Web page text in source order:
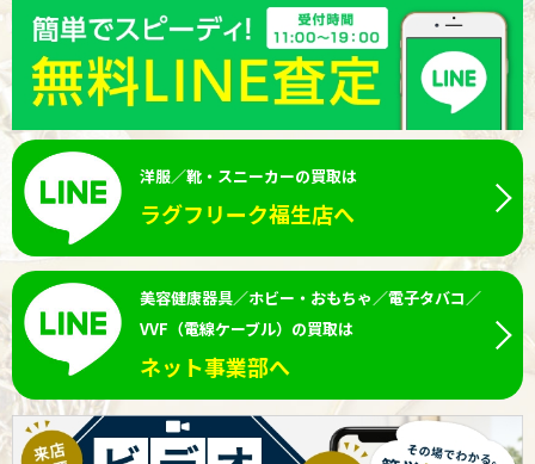
洋服／靴・スニーカーの買取は
ラグフリーク福生店へ
美容健康器具／ホビー・おもちゃ／電子タバコ／
VVF（電線ケーブル）の買取は
ネット事業部へ